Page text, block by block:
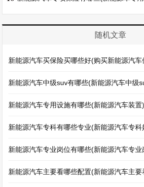
随机文章
新能源汽车买保险买哪些好(购买新能源汽
新能源汽车中级suv有哪些(新能源汽车中级
新能源汽车专用设施有哪些(新能源汽车装置)
新能源汽车专科有哪些专业(新能源汽车专科
新能源汽车专业岗位有哪些(新能源汽车专
新能源汽车主要看哪些配置(新能源汽车主